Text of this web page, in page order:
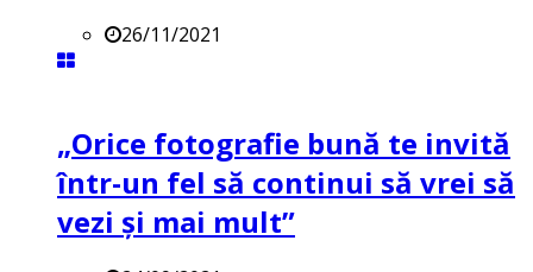
26/11/2021
„Orice fotografie bună te invită
într-un fel să continui să vrei să
vezi și mai mult”